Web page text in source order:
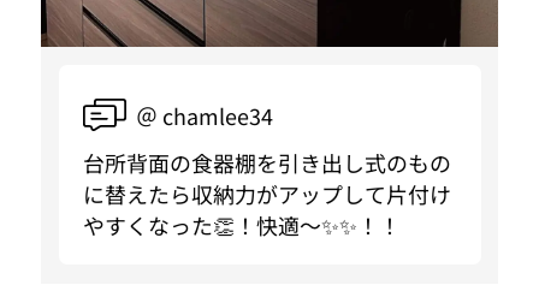
＠ chamlee34
台所背面の食器棚を引き出し式のもの
に替えたら収納力がアップして片付け
やすくなった👏！快適〜✨✨！！